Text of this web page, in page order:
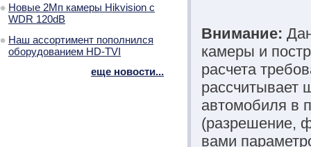
Внимание:
камеры и
расчета
рассчитывает
автомобиля в
(разрешение,
вами
Новые 2Мп камеры Hikvision с
WDR 120dB
Наш ассортимент пополнился
оборудованием HD-TVI
еще новости...